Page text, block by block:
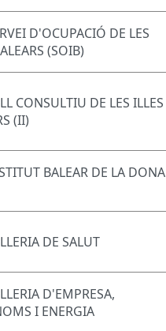
D'OCUPACIÓ DE LES
(SOIB)
CONSULTIU DE LES ILLES
(II)
BALEAR DE LA DONA
DE SALUT
D'EMPRESA,
I ENERGIA